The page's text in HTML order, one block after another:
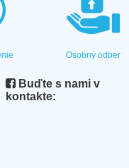
Osobný odber
Buďte s nami v
kontakte: